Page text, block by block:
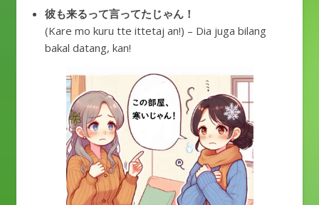
彼も来るって言ってたじゃん！
(Kare mo kuru tte ittetaj an!) – Dia juga bilang
bakal datang, kan!